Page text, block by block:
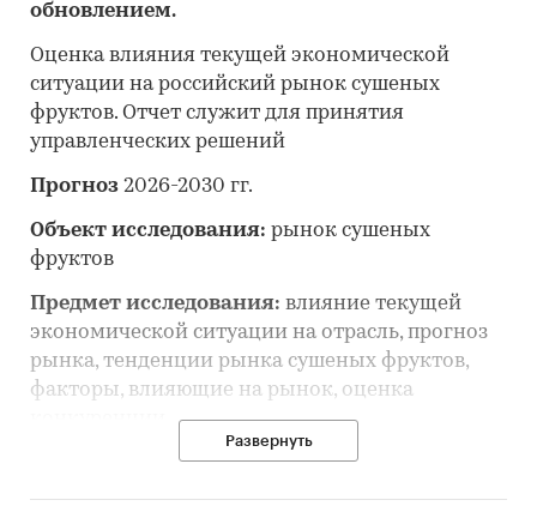
обновлением.
Оценка влияния текущей экономической
ситуации на российский рынок сушеных
фруктов. Отчет служит для принятия
управленческих решений
Прогноз 2026-2030 гг.
Объект исследования: рынок сушеных
фруктов
Предмет исследования: влияние текущей
экономической ситуации на отрасль, прогноз
рынка, тенденции рынка сушеных фруктов,
факторы, влияющие на рынок, оценка
Анализ и прогноз рынка сушеных фруктов
Развернуть